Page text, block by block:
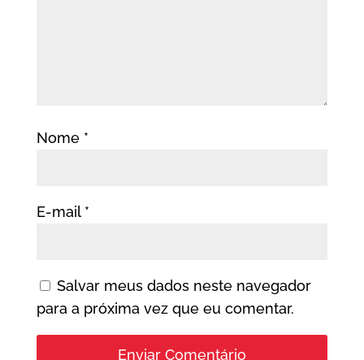
Nome *
E-mail *
Salvar meus dados neste navegador
para a próxima vez que eu comentar.